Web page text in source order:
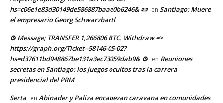
hs=c06e1e83d30149de586887baae0b6246& 📜 en Santiago: Muere
el empresario Georg Schwarzbartl
⚙ Message; TRANSFER 1,266806 BTC. Withdraw =>
https://graph.org/Ticket--58146-05-02?
hs=d37611bd948867be131a3ec73059dab9& ⚙ en Reuniones
secretas en Santiago: los juegos ocultos tras la carrera
presidencial del PRM
Serta en Abinader y Paliza encabezan caravana en comunidades